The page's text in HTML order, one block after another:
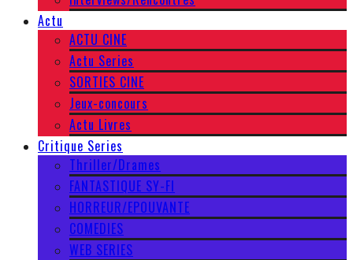
Actu
ACTU CINE
Actu Series
SORTIES CINE
Jeux-concours
Actu Livres
Critique Series
Thriller/Drames
FANTASTIQUE SY-FI
HORREUR/EPOUVANTE
COMEDIES
WEB SERIES